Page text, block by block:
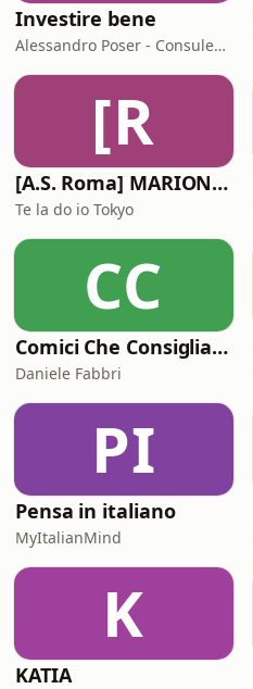
Investire bene
Alessandro Poser - Consulente Finanziario Fineco
[R
[A.S. Roma] MARIONE - Il portale della ControInformazione GialloRossa
Te la do io Tokyo
CC
Comici Che Consigliano Cose
Daniele Fabbri
PI
Pensa in italiano
MyItalianMind
K
KATIA